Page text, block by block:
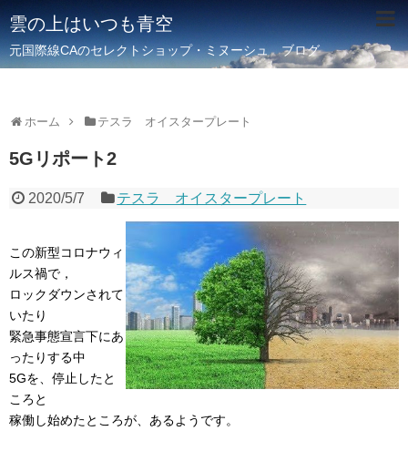
雲の上はいつも青空
元国際線CAのセレクトショップ・ミヌーシュ ブログ
ホーム テスラ オイスタープレート
5Gリポート2
2020/5/7 テスラ オイスタープレート
この新型コロナウィ
ルス禍で，
ロックダウンされて
いたり
緊急事態宣言下にあ
ったりする中
5Gを、停止したと
ころと
稼働し始めたところが、あるようです。